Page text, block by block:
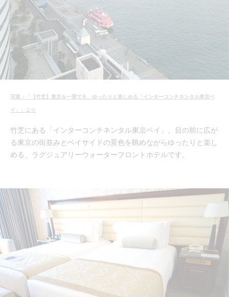
写真：「【竹芝】東京を一望でき、ゆったりと楽しめる「インターコンチネンタル東京ベ
イ」」より
竹芝にある「インターコンチネンタル東京ベイ」。目の前に広が
る東京の街並みとベイサイドの景色を眺めながらゆったりと楽し
める、ラグジュアリーウォーターフロントホテルです。